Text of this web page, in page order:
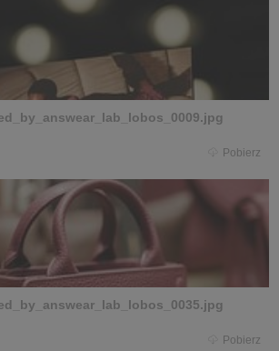
Pobierz
Pobierz